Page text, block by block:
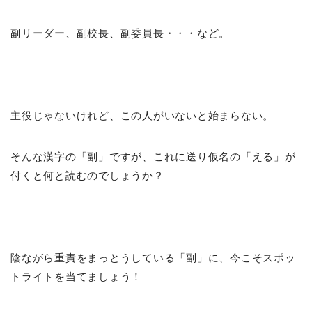
副リーダー、副校長、副委員長・・・など。
主役じゃないけれど、この人がいないと始まらない。
そんな漢字の「副」ですが、これに送り仮名の「える」が
付くと何と読むのでしょうか？
陰ながら重責をまっとうしている「副」に、今こそスポッ
トライトを当てましょう！